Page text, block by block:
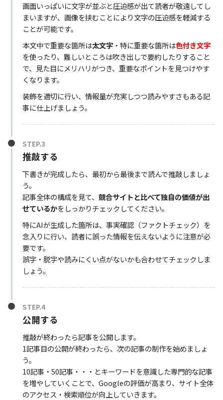
画面いっぱいに文字が並ぶと圧迫感が出て読者が敬遠してし
まいますが、画像を挟むことにより文字の圧迫感を軽減する
ことが可能です。
本文中で重要な箇所は太文字・特に重要な箇所は色付き文字
を使ったり、難しいところは吹き出しで要約したりすること
で、見た目にメリハリがつき、重要なポイントを見つけやす
くなります。
装飾を適切に行い、情報量が充実しつつ読みやすさもある記
事に仕上げましょう。
STEP.3
推敲する
下書きが完成したら、最初から最後まで読んで推敲しましょ
う。
記事全体の構成を見て、 競合サイトと比べて独自の価値が出
せているかをしっかりチェックしてください。
特にAIが生成した箇所は、事実確認（ファクトチェック）を
念入りに行い、読者に誤った情報を伝えないように注意が必
要です。
誤字・脱字や読みにくい点がないかも合わせてチェックしま
しょう。
STEP.4
公開する
推敲が終わったら記事を公開します。
1記事目の公開が終わったら、次の記事の制作を始めましょ
う。
10記事・50記事・・・とキーワードを意識した専門的な記事
を増やしていくことで、Googleの評価が高まり、サイト全体
のアクセス・検索順位が向上していきます。